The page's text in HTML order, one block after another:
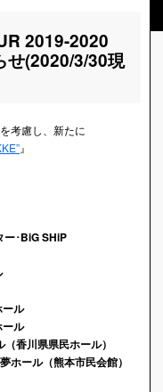
2019-2020
せ(2020/3/30現
考慮し、新たに
』
ー･BiG SHiP
ル
ル
香川県県民ホール）
ホール（熊本市民会館）